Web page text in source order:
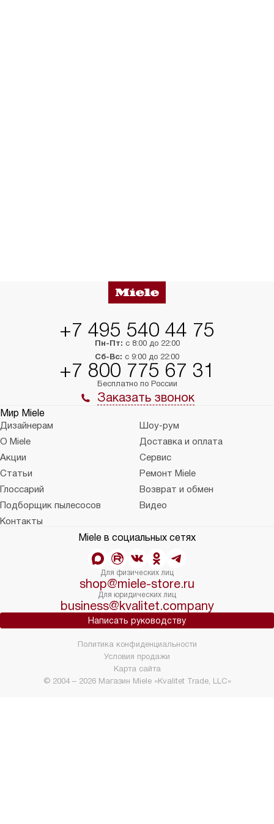
+7 495 540 44 75
Пн-Пт: с 8:00 до 22:00
Сб-Вс: с 9:00 до 22:00
+7 800 775 67 31
Бесплатно по России
Заказать звонок
Мир Miele
Дизайнерам
Шоу-рум
О Miele
Доставка и оплата
Акции
Сервис
Статьи
Ремонт Miele
Глоссарий
Возврат и обмен
Подборщик пылесосов
Видео
Контакты
Miele в социальных сетях
Для физических лиц
shop@miele-store.ru
Для юридических лиц
business@kvalitet.company
Написать руководству
© 2004 – 2026 Магазин Miele «Kvalitet Trade, LLC»
Политика конфиденциальности
Условия продажи
Карта сайта